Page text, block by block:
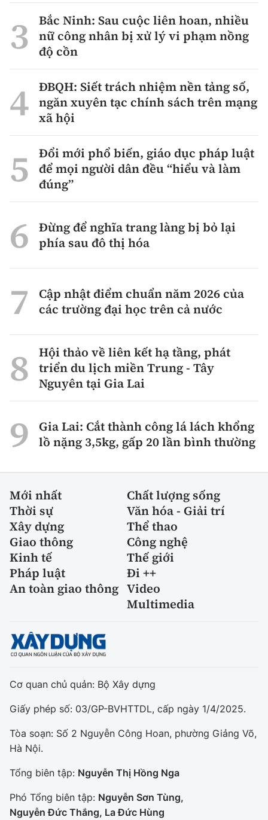
Bắc Ninh: Sau cuộc liên hoan, nhiều
nữ công nhân bị xử lý vi phạm nồng
độ cồn
ĐBQH: Siết trách nhiệm nền tảng số,
ngăn xuyên tạc chính sách trên mạng
xã hội
Đổi mới phổ biến, giáo dục pháp luật
để mọi người dân đều “hiểu và làm
đúng”
Đừng để nghĩa trang làng bị bỏ lại
phía sau đô thị hóa
Cập nhật điểm chuẩn năm 2026 của
các trường đại học trên cả nước
Hội thảo về liên kết hạ tầng, phát
triển du lịch miền Trung - Tây
Nguyên tại Gia Lai
Gia Lai: Cắt thành công lá lách khổng
lồ nặng 3,5kg, gấp 20 lần bình thường
Mới nhất
Chất lượng sống
Thời sự
Văn hóa - Giải trí
Xây dựng
Thể thao
Giao thông
Công nghệ
Kinh tế
Thế giới
Pháp luật
Đi ++
An toàn giao thông Video
Multimedia
Cơ quan chủ quản: Bộ Xây dựng
Giấy phép số: 03/GP-BVHTTDL, cấp ngày 1/4/2025.
Tòa soạn: Số 2 Nguyễn Công Hoan, phường Giảng Võ,
Hà Nội.
Tổng biên tập: Nguyễn Thị Hồng Nga
Phó Tổng biên tập: Nguyễn Sơn Tùng,
Nguyễn Đức Thắng, La Đức Hùng